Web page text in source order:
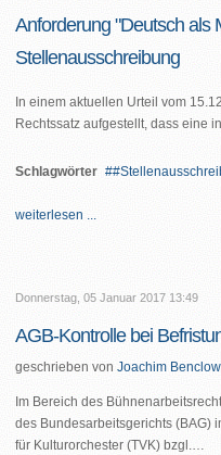
Anforderung "Deutsch als
Stellenausschreibung
In einem aktuellen Urteil vom
Rechtssatz aufgestellt, dass eine
Schlagwörter
weiterlesen ...
Donnerstag, 05 Januar 2017 13:49
AGB-Kontrolle bei
geschrieben von Joachim
Im Bereich des
des Bundesarbeitsgerichts (BAG)
für Kulturorchester (TVK) bzgl.…